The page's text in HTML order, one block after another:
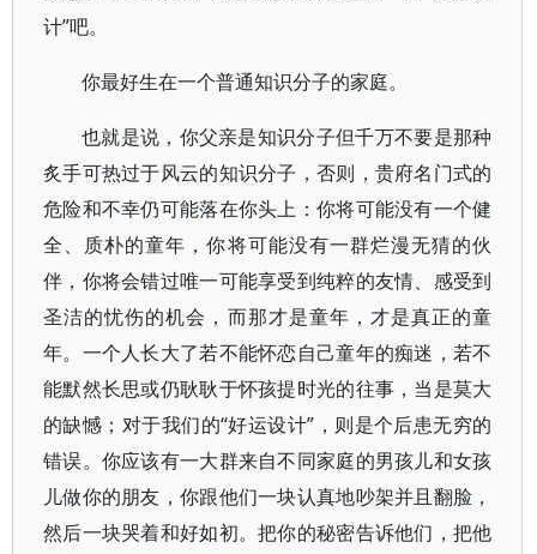
计”吧。
你最好生在一个普通知识分子的家庭。
也就是说，你父亲是知识分子但千万不要是那种
炙手可热过于风云的知识分子，否则，贵府名门式的
危险和不幸仍可能落在你头上：你将可能没有一个健
全、质朴的童年，你将可能没有一群烂漫无猜的伙
伴，你将会错过唯一可能享受到纯粹的友情、感受到
圣洁的忧伤的机会，而那才是童年，才是真正的童
年。一个人长大了若不能怀恋自己童年的痴迷，若不
能默然长思或仍耿耿于怀孩提时光的往事，当是莫大
的缺憾；对于我们的“好运设计”，则是个后患无穷的
错误。你应该有一大群来自不同家庭的男孩儿和女孩
儿做你的朋友，你跟他们一块认真地吵架并且翻脸，
然后一块哭着和好如初。把你的秘密告诉他们，把他